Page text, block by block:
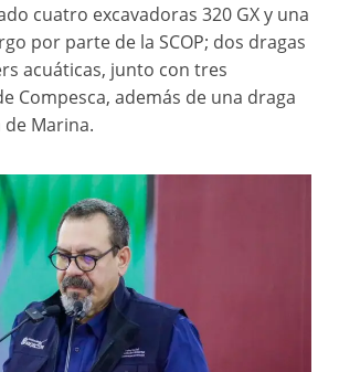
cuatro excavadoras 320 GX y una
por parte de la SCOP; dos dragas
acuáticas, junto con tres
Compesca, además de una draga
de Marina.